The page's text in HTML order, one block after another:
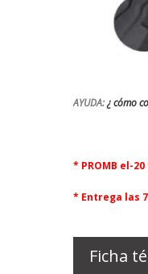
AYUDA:¿ cómo
* PROMB el-
* Entrega las
Ficha